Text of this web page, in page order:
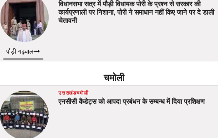
विधानसभा सत्र में पौड़ी विधायक पोरी के प्रश्न से सरकार की
कार्यप्रणाली पर निशाना, पोरी ने समाधान नहीं किए जाने पर दे डाली
चेतावनी
पौड़ी गढ़वाल
चमोली
उत्तराखंडचमोली
एनसीसी कैडेट्स को आपदा प्रबंधन के सम्बन्ध में दिया प्रशिक्षण